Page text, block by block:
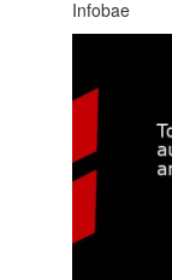
Infobae